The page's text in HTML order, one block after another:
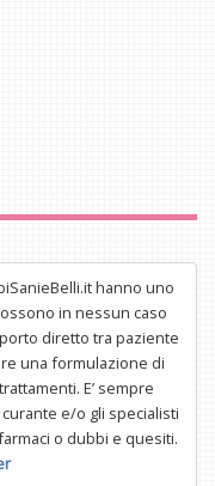
hanno uno
in nessun caso
diretto tra paziente
una formulazione di
E’ sempre
e/o gli specialisti
o dubbi e quesiti.